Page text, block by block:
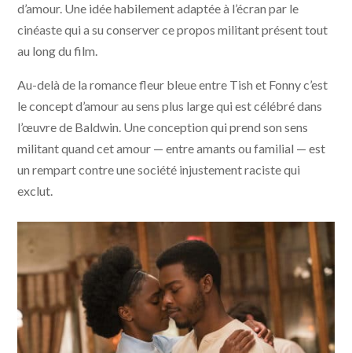
d’amour. Une idée habilement adaptée à l’écran par le
cinéaste qui a su conserver ce propos militant présent tout
au long du film.
Au-delà de la romance fleur bleue entre Tish et Fonny c’est
le concept d’amour au sens plus large qui est célébré dans
l’œuvre de Baldwin. Une conception qui prend son sens
militant quand cet amour — entre amants ou familial — est
un rempart contre une société injustement raciste qui
exclut.